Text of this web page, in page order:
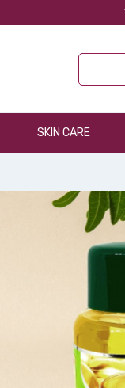
SKIN CARE